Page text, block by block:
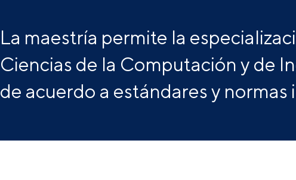
La maestría permite la
Ciencias de la Computación y de
de acuerdo a estándares y normas